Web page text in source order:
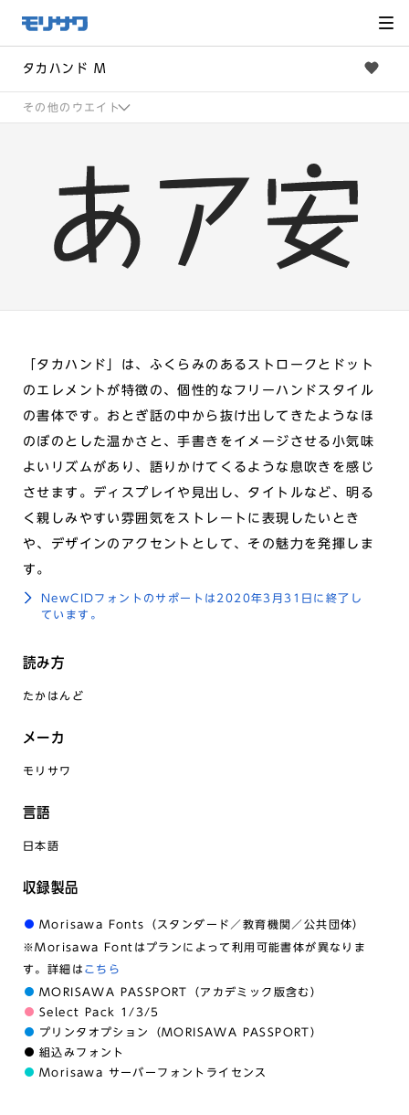
メ
ニュー
飛ばし
へ移動
タカハンド M
その他のウエイト
「タカハンド」は、ふくらみのあるストロークとドット
のエレメントが特徴の、個性的なフリーハンドスタイル
の書体です。おとぎ話の中から抜け出してきたようなほ
のぼのとした温かさと、手書きをイメージさせる小気味
よいリズムがあり、語りかけてくるような息吹きを感じ
させます。ディスプレイや見出し、タイトルなど、明る
く親しみやすい雰囲気をストレートに表現したいとき
や、デザインのアクセントとして、その魅力を発揮しま
す。
NewCIDフォントのサポートは2020年3月31日に終了し
ています。
読み方
たかはんど
メーカ
モリサワ
言語
日本語
収録製品
Morisawa Fonts（スタンダード／教育機関／公共団体）
※Morisawa Fontはプランによって利用可能書体が異なりま
す。詳細は こちら
MORISAWA PASSPORT（アカデミック版含む）
Select Pack 1/3/5
プリンタオプション（MORISAWA PASSPORT）
組込みフォント
Morisawa サーバーフォントライセンス